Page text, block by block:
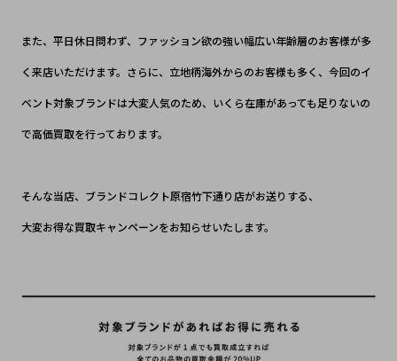
また、平日休日問わず、ファッション欲の強い幅広い年齢層のお客様が多
く来店いただけます。さらに、立地柄海外からのお客様も多く、今回のイ
ベント対象ブランドは大変人気のため、いくら在庫があっても足りないの
で高価買取を行っております。
そんな当店、ブランドコレクト原宿竹下通り店がお送りする、
大変お得な買取キャンペーンをお知らせいたします。